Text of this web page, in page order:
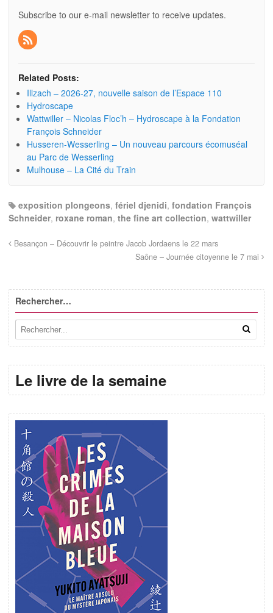
Subscribe to our e-mail newsletter to receive updates.
Related Posts:
Illzach – 2026-27, nouvelle saison de l’Espace 110
Hydroscape
Wattwiller – Nicolas Floc’h – Hydroscape à la Fondation
François Schneider
Husseren-Wesserling – Un nouveau parcours écomuséal
au Parc de Wesserling
Mulhouse – La Cité du Train
exposition plongeons, fériel djenidi, fondation François
Schneider, roxane roman, the fine art collection, wattwiller
Besançon – Découvrir le peintre Jacob Jordaens le 22 mars
Saône – Journée citoyenne le 7 mai
Rechercher…
Le livre de la semaine